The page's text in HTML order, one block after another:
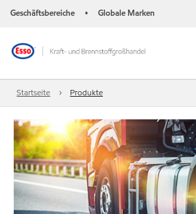
Geschäftsbereiche • Globale Marken
Startseite Produkte